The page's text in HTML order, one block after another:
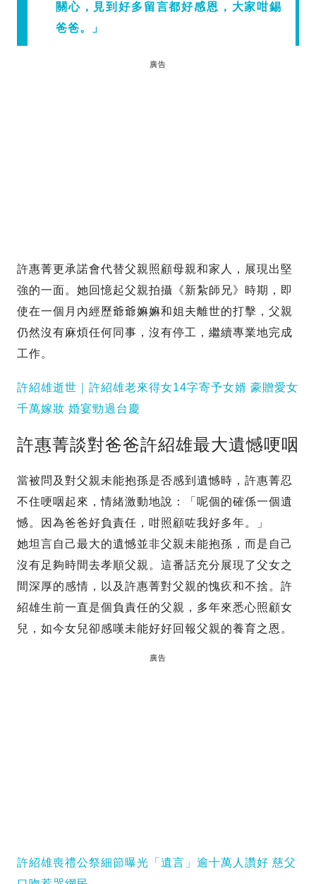
關心，見到好多留言都好感恩，大家咁錫
爸爸。」
廣告
許惠菁更承諾會代替父親照顧母親和家人，展現出堅
強的一面。她回憶起父親拍攝《新紮師兄》時期，即
使在一個月內經歷爺爺嫲嫲和姐夫離世的打擊，父親
仍然沒有麻煩任何同事，沒有停工，繼續專業地完成
工作。
許紹雄逝世｜許紹雄老來得女14字寄予女婿 豪贈愛女
千萬嫁妝 婚宴勁過台慶
許惠菁談對爸爸許紹雄最大遺憾哽咽
當被問及對父親未能抱孫是否感到遺憾時，許惠菁忍
不住哽咽起來，情緒激動地說：「呢個的確係一個遺
憾。因為爸爸好負責任，咁照顧咗我好多年。」
她坦言自己最大的遺憾並非父親未能抱孫，而是自己
沒有足夠時間去孝順父親。這番話充分展現了父女之
間深厚的感情，以及許惠菁對父親的愧疚和不捨。許
紹雄生前一直是個負責任的父親，多年來悉心照顧女
兒，如今女兒卻感嘆未能好好回報父親的養育之恩。
廣告
許紹雄喪禮公祭細節曝光「遺言」逾十萬人讚好 慈父